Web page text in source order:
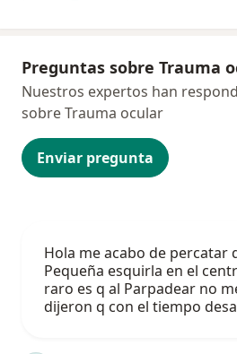
Preguntas sobre Trauma
Enviar pregunta
Nuestros expertos han
sobre Trauma ocular
Hola me acabo de percatar
Pequeña esquirla en el
raro es q al Parpadear no
dijeron q con el tiempo